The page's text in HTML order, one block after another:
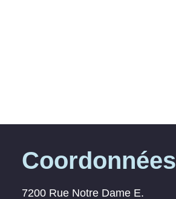
Coordonnées
7200 Rue Notre Dame E.